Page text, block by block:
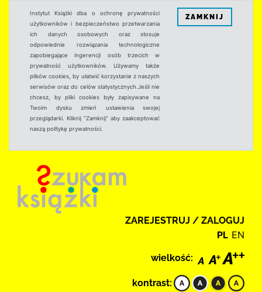
Instytut Książki dba o ochronę prywatności
użytkowników i bezpieczeństwo przetwarzania
ich danych osobowych oraz stosuje
odpowiednie rozwiązania technologiczne
zapobiegające ingerencji osób trzecich w
prywatność użytkowników. Używamy także
plików cookies, by ułatwić korzystanie z naszych
serwisów oraz do celów statystycznych.Jeśli nie
chcesz, by pliki cookies były zapisywane na
Twoim dysku zmień ustawienia swojej
przeglądarki. Kliknij "Zamknij" aby zaakceptować
naszą politykę prywatności.
ZAMKNIJ
ZAREJESTRUJ / ZALOGUJ
PL EN
wielkość:
kontrast: